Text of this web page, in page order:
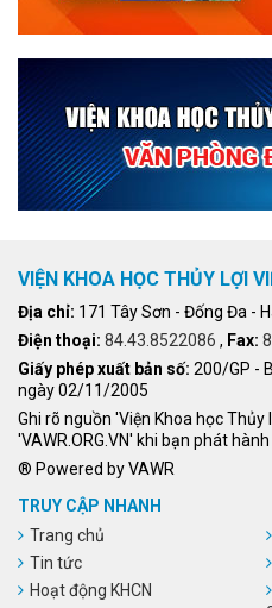
VIỆN KHOA HỌC THỦY LỢI
Địa chỉ: 171 Tây Sơn - Đống Đa -
Điện thoại: 84.43.8522086 , Fax:
Giấy phép xuất bản số: 200/GP -
ngày 02/11/2005
Ghi rõ nguồn 'Viện Khoa học Thủy
'VAWR.ORG.VN' khi bạn phát
® Powered by VAWR
TRUY CẬP NHANH
Trang chủ
Tin tức
Hoạt động KHCN